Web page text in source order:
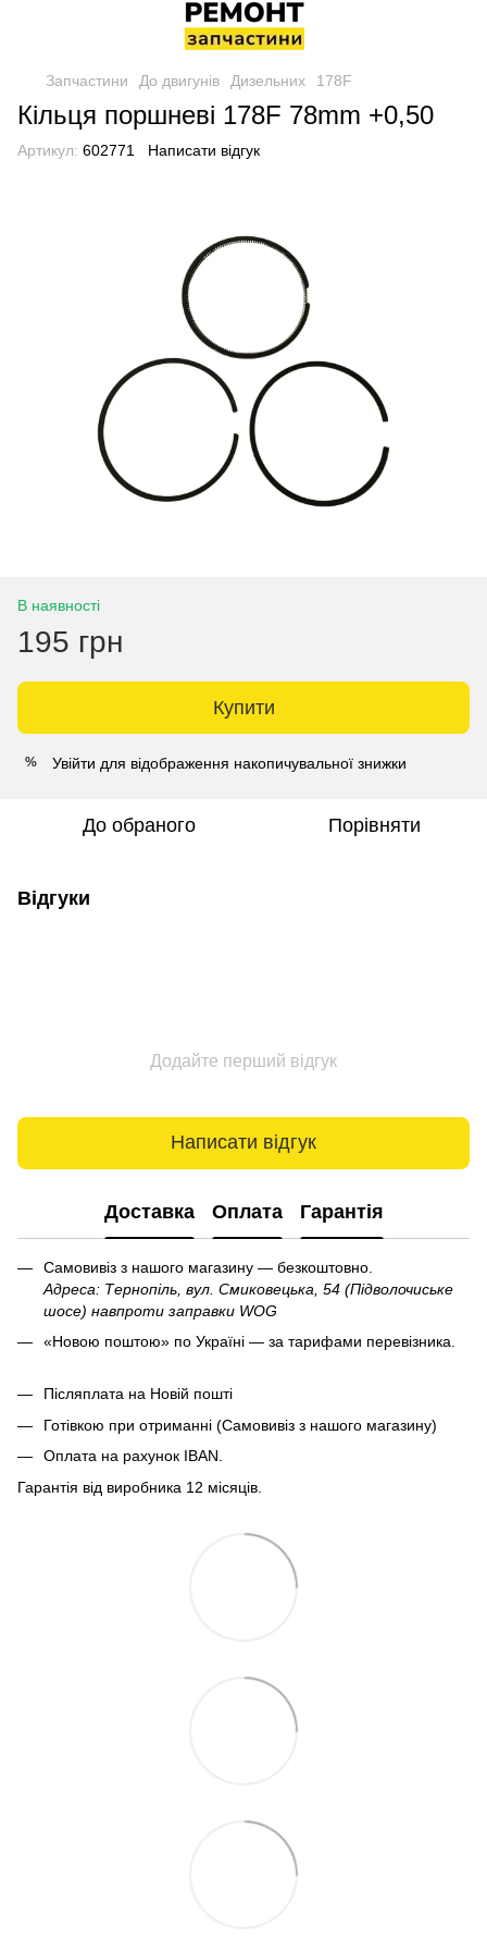
Запчастини До двигунів Дизельних 178F
Кільця поршневі 178F 78mm +0,50
Артикул: 602771 Написати відгук
В наявності
195 грн
Купити
% Увійти для відображення накопичувальної знижки
До обраного Порівняти
Відгуки
Додайте перший відгук
Написати відгук
Доставка Оплата Гарантія
Самовивіз з нашого магазину — безкоштовно.
Адреса: Тернопіль, вул. Смиковецька, 54 (Підволочиське
шосе) навпроти заправки WOG
«Новою поштою» по Україні — за тарифами перевізника.
Післяплата на Новій пошті
Готівкою при отриманні (Самовивіз з нашого магазину)
Оплата на рахунок IBAN.
Гарантія від виробника 12 місяців.